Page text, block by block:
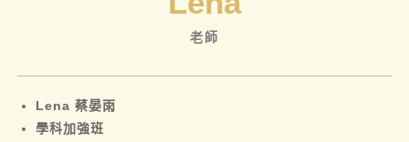
老師
Lena 蔡晏雨
學科加強班